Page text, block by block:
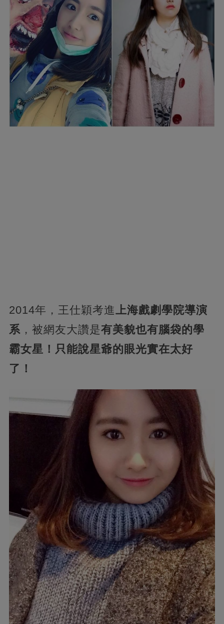
2014年，王仕穎考進上海戲劇學院導演
系 ，被網友大讚是有美貌也有腦袋的學
霸女星！只能說星爺的眼光實在太好
了！